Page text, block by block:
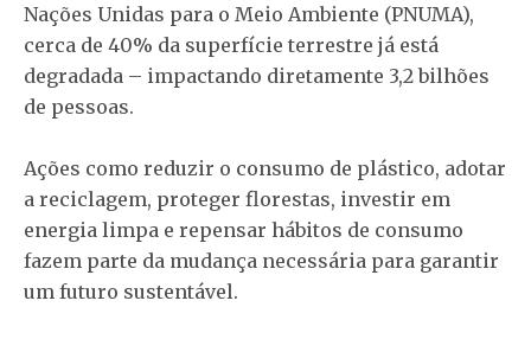
Nações Unidas para o Meio Ambiente (PNUMA),
cerca de 40% da superfície terrestre já está
degradada – impactando diretamente 3,2 bilhões
de pessoas.
Ações como reduzir o consumo de plástico, adotar
a reciclagem, proteger florestas, investir em
energia limpa e repensar hábitos de consumo
fazem parte da mudança necessária para garantir
um futuro sustentável.